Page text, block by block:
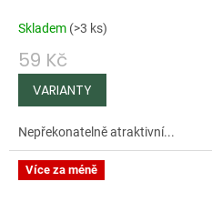
Skladem (>3 ks)
59 Kč
Nepřekonatelně atraktivní...
Více za méně